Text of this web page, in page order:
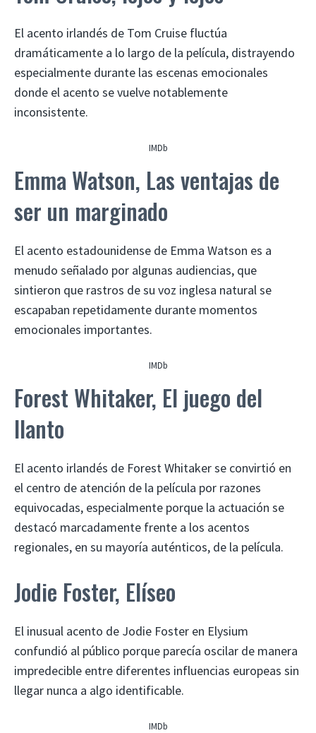
El acento irlandés de Tom Cruise fluctúa
dramáticamente a lo largo de la película, distrayendo
especialmente durante las escenas emocionales
donde el acento se vuelve notablemente
inconsistente.
IMDb
Emma Watson, Las ventajas de
ser un marginado
El acento estadounidense de Emma Watson es a
menudo señalado por algunas audiencias, que
sintieron que rastros de su voz inglesa natural se
escapaban repetidamente durante momentos
emocionales importantes.
IMDb
Forest Whitaker, El juego del
llanto
El acento irlandés de Forest Whitaker se convirtió en
el centro de atención de la película por razones
equivocadas, especialmente porque la actuación se
destacó marcadamente frente a los acentos
regionales, en su mayoría auténticos, de la película.
Jodie Foster, Elíseo
El inusual acento de Jodie Foster en Elysium
confundió al público porque parecía oscilar de manera
impredecible entre diferentes influencias europeas sin
llegar nunca a algo identificable.
IMDb